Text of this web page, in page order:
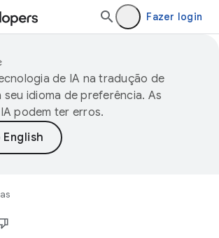
Fazer login
de IA na tradução de
idioma de preferência. As
podem ter erros.